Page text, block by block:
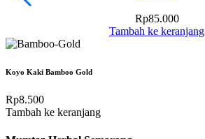
Rp85.000
Tambah ke keranjang
Koyo Kaki Bamboo Gold
Rp8.500
Tambah ke keranjang